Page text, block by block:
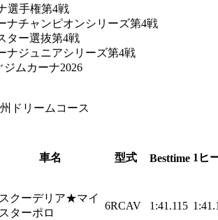
選手権第4戦
ナチャンピオンシリーズ第4戦
ター選抜第4戦
ナジュニアシリーズ第4戦
ムカーナ2026
ドリームコース
車名 型式 Besttime 1ヒ
スクーデリア★マイ
スターポロ
6RCAV 1:41.115